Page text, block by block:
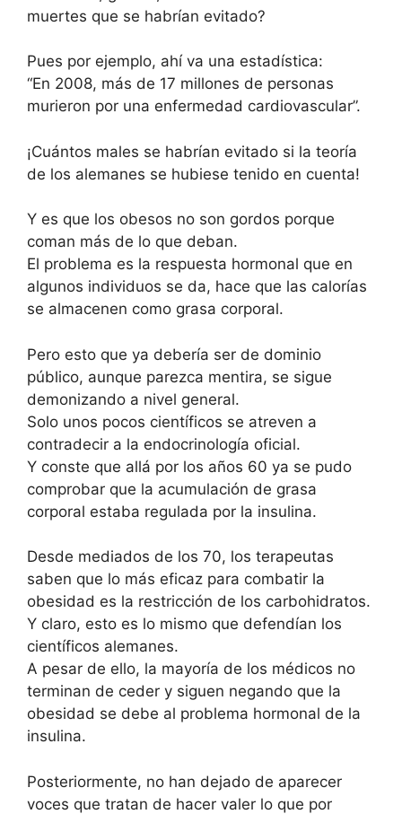
muertes que se habrían evitado?
Pues por ejemplo, ahí va una estadística:
“En 2008, más de 17 millones de personas
murieron por una enfermedad cardiovascular”.
¡Cuántos males se habrían evitado si la teoría
de los alemanes se hubiese tenido en cuenta!
Y es que los obesos no son gordos porque
coman más de lo que deban.
El problema es la respuesta hormonal que en
algunos individuos se da, hace que las calorías
se almacenen como grasa corporal.
Pero esto que ya debería ser de dominio
público, aunque parezca mentira, se sigue
demonizando a nivel general.
Solo unos pocos científicos se atreven a
contradecir a la endocrinología oficial.
Y conste que allá por los años 60 ya se pudo
comprobar que la acumulación de grasa
corporal estaba regulada por la insulina.
Desde mediados de los 70, los terapeutas
saben que lo más eficaz para combatir la
obesidad es la restricción de los carbohidratos.
Y claro, esto es lo mismo que defendían los
científicos alemanes.
A pesar de ello, la mayoría de los médicos no
terminan de ceder y siguen negando que la
obesidad se debe al problema hormonal de la
insulina.
Posteriormente, no han dejado de aparecer
voces que tratan de hacer valer lo que por